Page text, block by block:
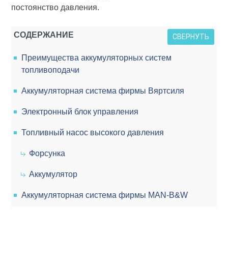
постоянство давления.
СОДЕРЖАНИЕ СВЕРНУТЬ
Преимущества аккумуляторных систем
топливоподачи
Аккумуляторная система фирмы Вяртсиля
Электронный блок управления
Топливный насос высокого давления
Форсунка
Аккумулятор
Аккумуляторная система фирмы MAN-B&W